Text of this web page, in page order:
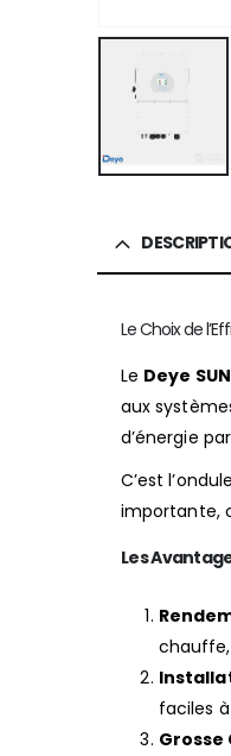
Le Choix de
Le Deye
aux
d’énergie
C’est
importante,
Les
chauffe,
faciles
Grosse